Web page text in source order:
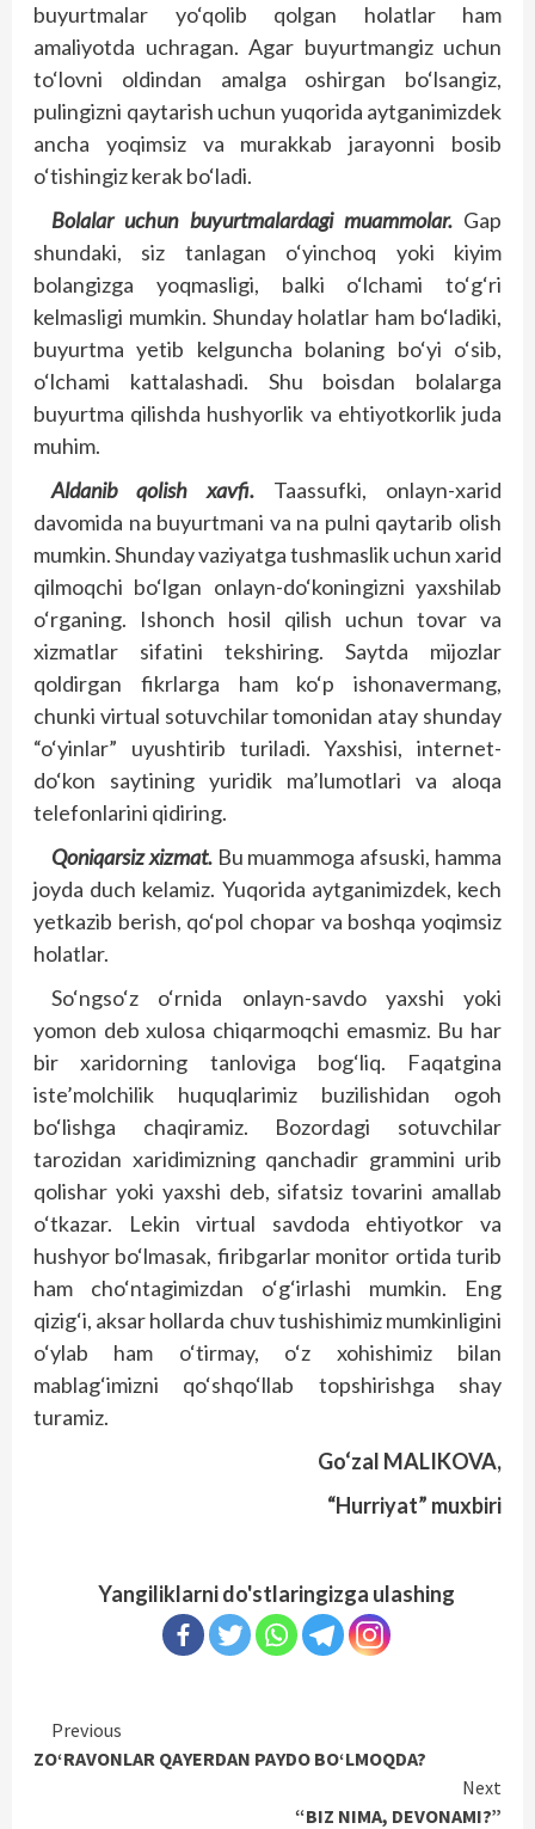
buyurtmalar yo‘qolib qolgan holatlar ham
amaliyotda uchragan. Agar buyurtmangiz uchun
to‘lovni oldindan amalga oshirgan bo‘lsangiz,
pulingizni qaytarish uchun yuqorida aytganimizdek
ancha yoqimsiz va murakkab jarayonni bosib
o‘tishingiz kerak bo‘ladi.
Bolalar uchun buyurtmalardagi muammolar.Gap
shundaki, siz tanlagan o‘yinchoq yoki kiyim
bolangizga yoqmasligi, balki o‘lchami to‘g‘ri
kelmasligi mumkin. Shunday holatlar ham bo‘ladiki,
buyurtma yetib kelguncha bolaning bo‘yi o‘sib,
o‘lchami kattalashadi. Shu boisdan bolalarga
buyurtma qilishda hushyorlik va ehtiyotkorlik juda
muhim.
Aldanib qolish xavfi.
Taassufki, onlayn-xarid
davomida na buyurtmani va na pulni qaytarib olish
mumkin. Shunday vaziyatga tushmaslik uchun xarid
qilmoqchi bo‘lgan onlayn-do‘koningizni yaxshilab
o‘rganing. Ishonch hosil qilish uchun tovar va
xizmatlar sifatini tekshiring. Saytda mijozlar
qoldirgan fikrlarga ham ko‘p ishonavermang,
chunki virtual sotuvchilar tomonidan atay shunday
“o‘yinlar” uyushtirib turiladi. Yaxshisi, internet-
do‘kon saytining yuridik ma’lumotlari va aloqa
telefonlarini qidiring.
Qoniqarsiz xizmat.Bu muammoga afsuski, hamma
joyda duch kelamiz. Yuqorida aytganimizdek, kech
yetkazib berish, qo‘pol chopar va boshqa yoqimsiz
holatlar.
So‘ngso‘z o‘rnida onlayn-savdo yaxshi yoki
yomon deb xulosa chiqarmoqchi emasmiz. Bu har
bir xaridorning tanloviga bog‘liq. Faqatgina
iste’molchilik huquqlarimiz buzilishidan ogoh
bo‘lishga chaqiramiz. Bozordagi sotuvchilar
tarozidan xaridimizning qanchadir grammini urib
qolishar yoki yaxshi deb, sifatsiz tovarini amallab
o‘tkazar. Lekin virtual savdoda ehtiyotkor va
hushyor bo‘lmasak, firibgarlar monitor ortida turib
ham cho‘ntagimizdan o‘g‘irlashi mumkin. Eng
qizig‘i, aksar hollarda chuv tushishimiz mumkinligini
o‘ylab ham o‘tirmay, o‘z xohishimiz bilan
mablag‘imizni qo‘shqo‘llab topshirishga shay
turamiz.
Go‘zal MALIKOVA,
“Hurriyat” muxbiri
Yangiliklarni do'stlaringizga ulashing
Continue
Reading
Previous
ZO‘RAVONLAR QAYERDAN PAYDO BO‘LMOQDA?
Next
“BIZ NIMA, DEVONAMI?”